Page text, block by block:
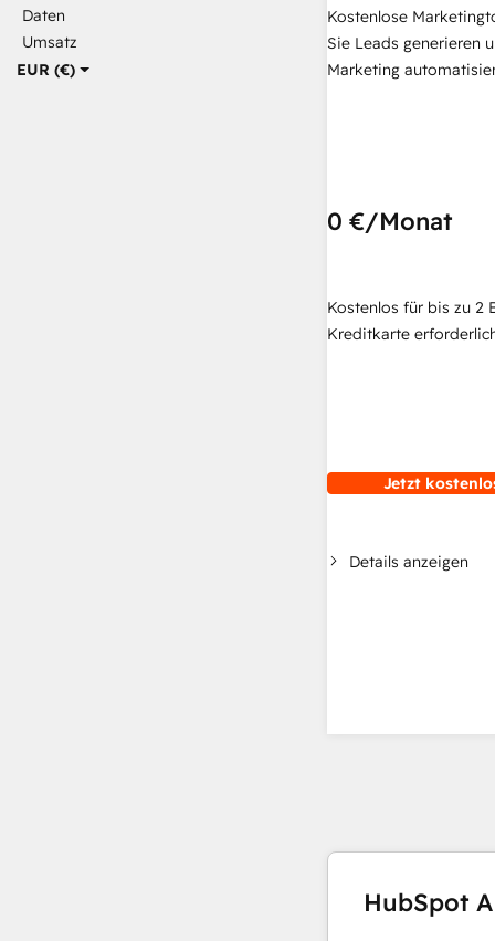
EUR (€)
Daten
Umsatz
Kostenlose
Sie Leads generieren
Marketing
0 €/Monat
Kostenlos für bis zu 2
Kreditkarte
Jetzt
Details anzeigen
HubSpot